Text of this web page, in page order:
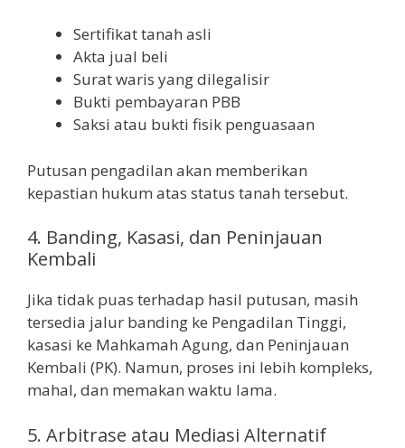
Sertifikat tanah asli
Akta jual beli
Surat waris yang dilegalisir
Bukti pembayaran PBB
Saksi atau bukti fisik penguasaan
Putusan pengadilan akan memberikan
kepastian hukum atas status tanah tersebut.
4. Banding, Kasasi, dan Peninjauan
Kembali
Jika tidak puas terhadap hasil putusan, masih
tersedia jalur banding ke Pengadilan Tinggi,
kasasi ke Mahkamah Agung, dan Peninjauan
Kembali (PK). Namun, proses ini lebih kompleks,
mahal, dan memakan waktu lama.
5. Arbitrase atau Mediasi Alternatif